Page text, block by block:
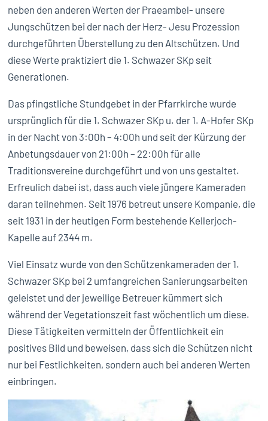
neben den anderen Werten der Praeambel- unsere
Jungschützen bei der nach der Herz- Jesu Prozession
durchgeführten Überstellung zu den Altschützen. Und
diese Werte praktiziert die 1. Schwazer SKp seit
Generationen.
Das pfingstliche Stundgebet in der Pfarrkirche wurde
ursprünglich für die 1. Schwazer SKp u. der 1. A-Hofer SKp
in der Nacht von 3:00h – 4:00h und seit der Kürzung der
Anbetungsdauer von 21:00h – 22:00h für alle
Traditionsvereine durchgeführt und von uns gestaltet.
Erfreulich dabei ist, dass auch viele jüngere Kameraden
daran teilnehmen. Seit 1976 betreut unsere Kompanie, die
seit 1931 in der heutigen Form bestehende Kellerjoch-
Kapelle auf 2344 m.
Viel Einsatz wurde von den Schützenkameraden der 1.
Schwazer SKp bei 2 umfangreichen Sanierungsarbeiten
geleistet und der jeweilige Betreuer kümmert sich
während der Vegetationszeit fast wöchentlich um diese.
Diese Tätigkeiten vermitteln der Öffentlichkeit ein
positives Bild und beweisen, dass sich die Schützen nicht
nur bei Festlichkeiten, sondern auch bei anderen Werten
einbringen.